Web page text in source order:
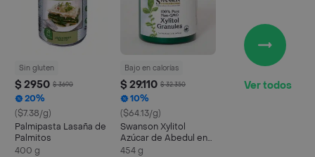
Sin gluten
$ 2950 $ 3690
20%
($7.38/g)
Palmipasta Lasaña de
Palmitos
400 g
Bajo en calorías
$ 29.110 $ 32.350
10%
($64.13/g)
Swanson Xylitol
Azúcar de Abedul en
Polvo
454 g
Ver todos